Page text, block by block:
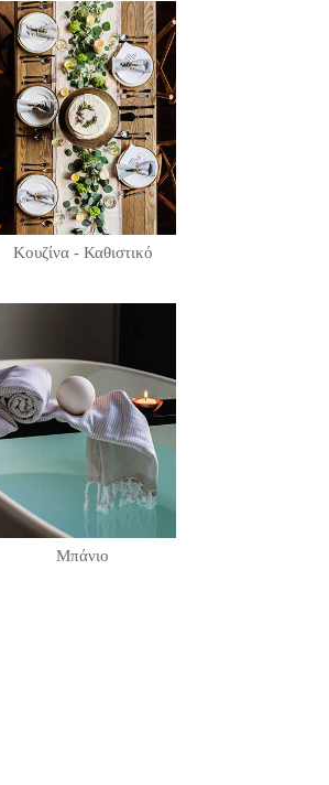
Κουζίνα - Καθιστικό
Μπάνιο